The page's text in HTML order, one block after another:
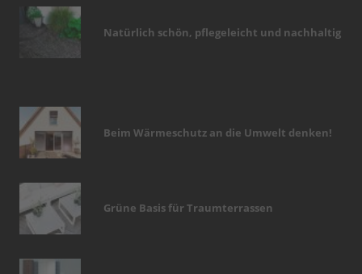
Natürlich schön, pflegeleicht und nachhaltig
Beim Wärmeschutz an die Umwelt denken!
Grüne Basis für Traumterrassen